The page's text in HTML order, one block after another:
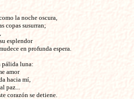
la noche oscura,
copas susurran;
esplendor
en profunda espera.
pálida luna:
amor
hacia mí,
paz...
corazón se detiene.